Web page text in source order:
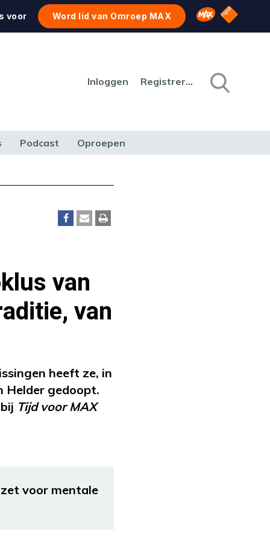
voor Word lid van Omroep MAX Omroep MAX
NPO
Inloggen Registreren
Podcast Oproepen
van
van
heeft ze, in
Helder gedoopt.
Tijd voor MAX
voor mentale